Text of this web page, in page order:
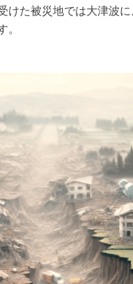
けた被災地では大津波